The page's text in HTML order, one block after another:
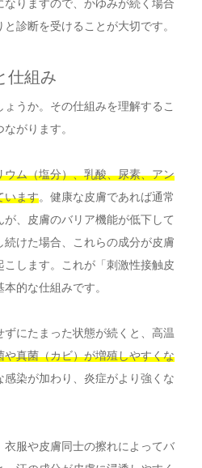
なりますので、かゆみが続く場合
診断を受けることが大切です。
仕組み
うか。その仕組みを理解するこ
がります。
ウム（塩分）、乳酸、尿素、アン
います。健康な皮膚であれば通常
、皮膚のバリア機能が低下して
けた場合、これらの成分が皮膚
します。これが「刺激性接触皮
的な仕組みです。
ずにたまった状態が続くと、高温
や真菌（カビ）が増殖しやすくな
感染が加わり、炎症がより強くな
服や皮膚同士の擦れによってバ